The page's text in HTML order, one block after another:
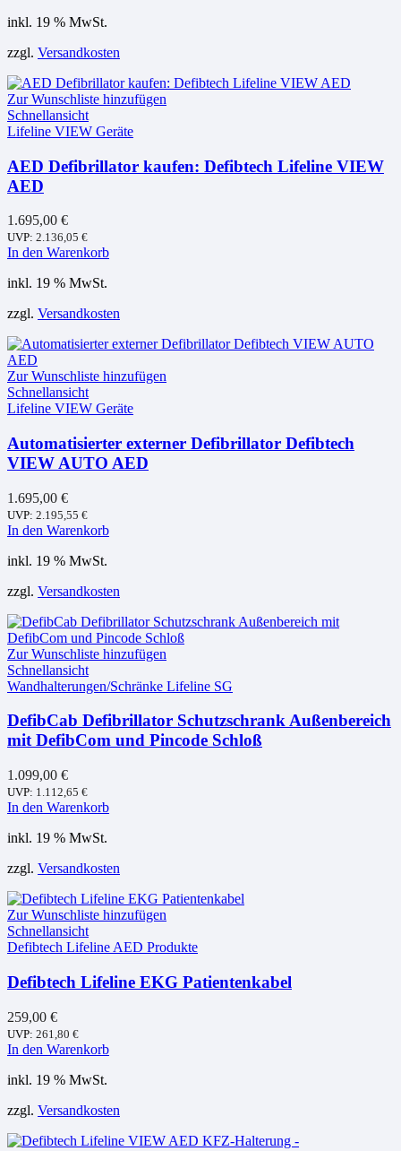
inkl. 19 % MwSt.
zzgl. Versandkosten
Zur Wunschliste hinzufügen
Schnellansicht
Lifeline VIEW Geräte
AED Defibrillator kaufen: Defibtech Lifeline VIEW
AED
1.695,00 €
UVP: 2.136,05 €
In den Warenkorb
inkl. 19 % MwSt.
zzgl. Versandkosten
Zur Wunschliste hinzufügen
Schnellansicht
Lifeline VIEW Geräte
Automatisierter externer Defibrillator Defibtech
VIEW AUTO AED
1.695,00 €
UVP: 2.195,55 €
In den Warenkorb
inkl. 19 % MwSt.
zzgl. Versandkosten
Zur Wunschliste hinzufügen
Schnellansicht
Wandhalterungen/Schränke Lifeline SG
DefibCab Defibrillator Schutzschrank Außenbereich
mit DefibCom und Pincode Schloß
1.099,00 €
UVP: 1.112,65 €
In den Warenkorb
inkl. 19 % MwSt.
zzgl. Versandkosten
Zur Wunschliste hinzufügen
Schnellansicht
Defibtech Lifeline AED Produkte
Defibtech Lifeline EKG Patientenkabel
259,00 €
UVP: 261,80 €
In den Warenkorb
inkl. 19 % MwSt.
zzgl. Versandkosten